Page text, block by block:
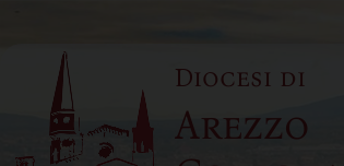
content
Diocesi di
Arezzo